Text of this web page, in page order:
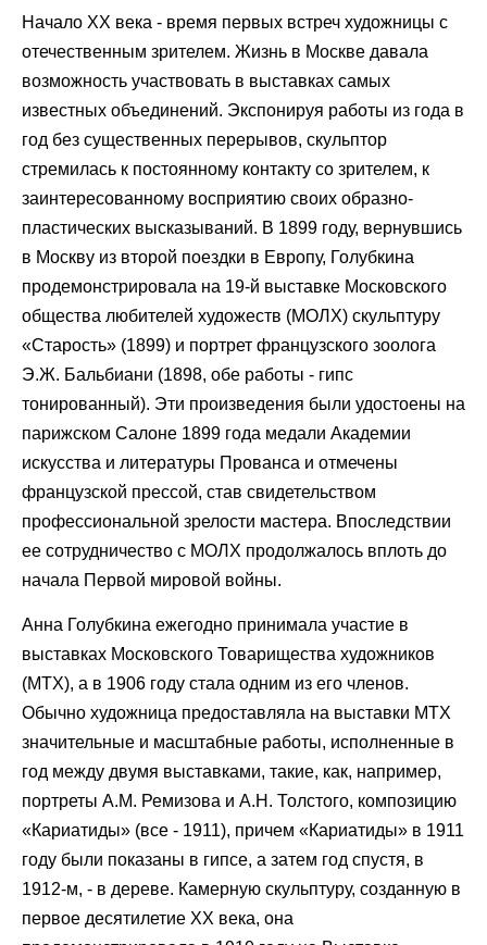
Начало XX века - время первых встреч художницы с
отечественным зрителем. Жизнь в Москве давала
возможность участвовать в выставках самых
известных объединений. Экспонируя работы из года в
год без существенных перерывов, скульптор
стремилась к постоянному контакту со зрителем, к
заинтересованному восприятию своих образно-
пластических высказываний. В 1899 году, вернувшись
в Москву из второй поездки в Европу, Голубкина
продемонстрировала на 19-й выставке Московского
общества любителей художеств (МОЛХ) скульптуру
«Старость» (1899) и портрет французского зоолога
Э.Ж. Бальбиани (1898, обе работы - гипс
тонированный). Эти произведения были удостоены на
парижском Салоне 1899 года медали Академии
искусства и литературы Прованса и отмечены
французской прессой, став свидетельством
профессиональной зрелости мастера. Впоследствии
ее сотрудничество с МОЛХ продолжалось вплоть до
начала Первой мировой войны.
Анна Голубкина ежегодно принимала участие в
выставках Московского Товарищества художников
(МТХ), а в 1906 году стала одним из его членов.
Обычно художница предоставляла на выставки МТХ
значительные и масштабные работы, исполненные в
год между двумя выставками, такие, как, например,
портреты А.М. Ремизова и А.Н. Толстого, композицию
«Кариатиды» (все - 1911), причем «Кариатиды» в 1911
году были показаны в гипсе, а затем год спустя, в
1912-м, - в дереве. Камерную скульптуру, созданную в
первое десятилетие XX века, она